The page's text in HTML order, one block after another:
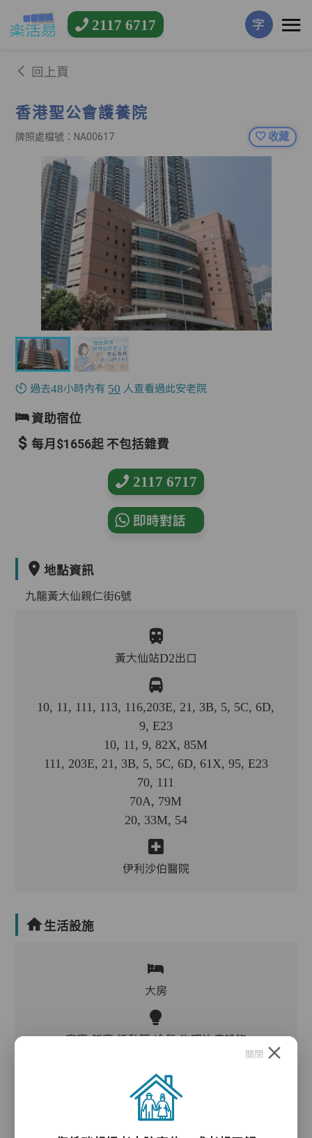
2117 6717 字
回上頁
香港聖公會護養院
牌照處檔號：NA00617 收藏
過去48小時內有 50 人查看過此安老院
資助宿位
每月$1656起 不包括雜費
2117 6717
即時對話
地點資訊
九龍黃大仙親仁街6號
黃大仙站D2出口
10, 11, 111, 113, 116,203E, 21, 3B, 5, 5C, 6D,
9, E23
10, 11, 9, 82X, 85M
111, 203E, 21, 3B, 5, 5C, 6D, 61X, 95, E23
70, 111
70A, 79M
20, 33M, 54
伊利沙伯醫院
生活設施
大房
客廳,飯廳,活動區,冷氣,物理治療設施
電動床,氣墊床,防滑扶手
關閉